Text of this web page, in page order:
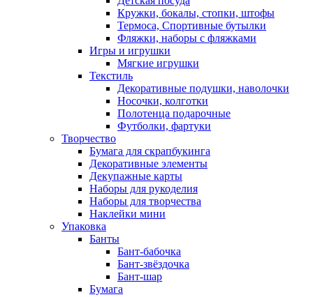
Кружки, бокалы, стопки, штофы
Термоса, Спортивные бутылки
Фляжки, наборы с фляжками
Игры и игрушки
Мягкие игрушки
Текстиль
Декоративные подушки, наволочки
Носочки, колготки
Полотенца подарочные
Футболки, фартуки
Творчество
Бумага для скрапбукинга
Декоративные элементы
Декупажные карты
Наборы для рукоделия
Наборы для творчества
Наклейки мини
Упаковка
Банты
Бант-бабочка
Бант-звёздочка
Бант-шар
Бумага